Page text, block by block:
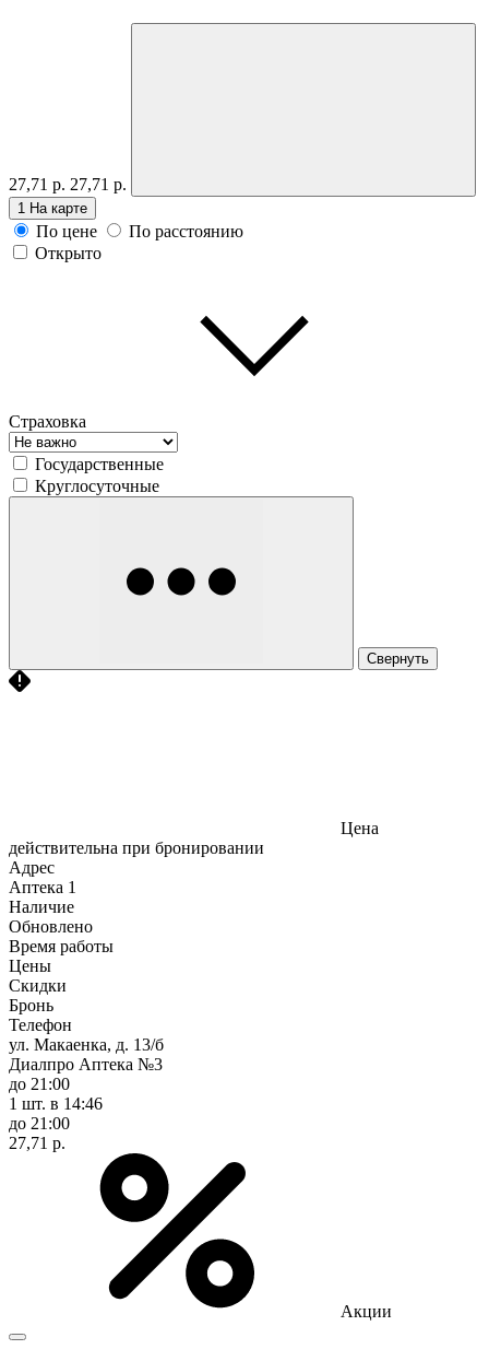
27,71 р. 27,71 р.
1 На карте
По цене
По расстоянию
Открыто
Страховка
Государственные
Круглосуточные
Свернуть
Цена
действительна при бронировании
Адрес
Аптека 1
Наличие
Обновлено
Время работы
Цены
Скидки
Бронь
Телефон
ул. Макаенка, д. 13/б
Диалпро Аптека №3
до 21:00
1 шт. в 14:46
до 21:00
27,71 р.
Акции